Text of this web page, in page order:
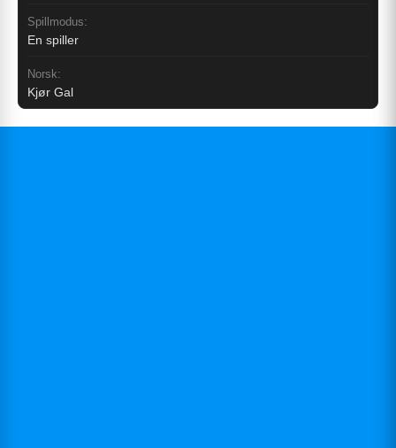
Spillmodus:
En spiller
Norsk:
Kjør Gal